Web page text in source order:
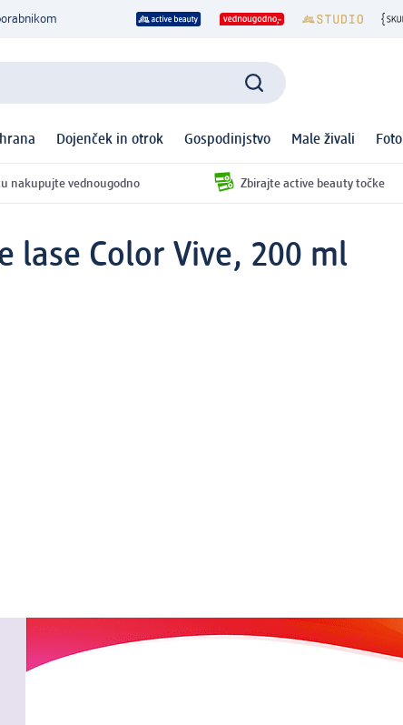
Dojenček in otrok Gospodinjstvo Male živali Foto
nakupujte vednougodno Zbirajte active beauty točke
lase Color Vive, 200 ml